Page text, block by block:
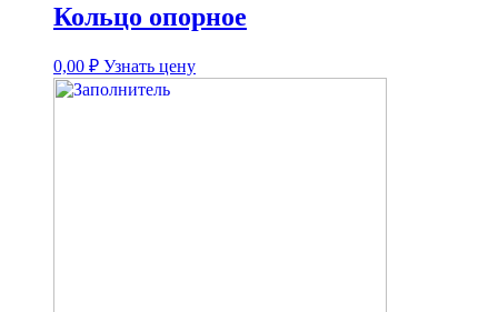
Кольцо опорное
0,00 ₽ Узнать цену